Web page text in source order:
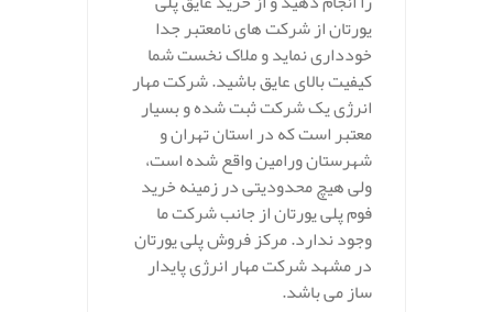
یورتان از شرکت های نامعتبر جدا
خودداری نماید و ملاک نخست شما
کیفیت بالای عایق باشید. شرکت مهار
انرژی یک شرکت ثبت شده و بسیار
معتبر است که در استان تهران و
شهرستان ورامین واقع شده است،
ولی هیچ محدودیتی در زمینه خرید
فوم پلی یورتان از جانب شرکت ما
وجود ندارد. مرکز فروش پلی یورتان
در مشهد شرکت مهار انرژی پایدار
ساز می باشد.